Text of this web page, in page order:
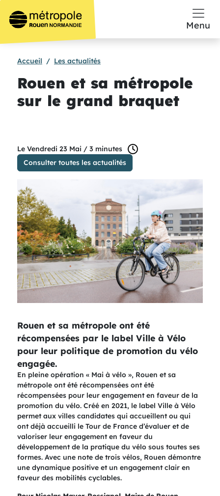
Menu
Accueil Les actualités
Rouen et sa métropole
sur le grand braquet
Le Vendredi 23 Mai / temps de lecture :
3 minutes
Consulter toutes les actualités
Rouen et sa métropole ont été
récompensées par le label Ville à Vélo
pour leur politique de promotion du vélo
engagée.
En pleine opération « Mai à vélo », Rouen et sa
métropole ont été récompensées ont été
récompensées pour leur engagement en faveur de la
promotion du vélo. Créé en 2021, le label Ville à Vélo
permet aux villes candidates qui accueillent ou qui
ont déjà accueilli le Tour de France d’évaluer et de
valoriser leur engagement en faveur du
développement de la pratique du vélo sous toutes ses
formes. Avec une note de trois vélos, Rouen démontre
une dynamique positive et un engagement clair en
faveur des mobilités cyclables.